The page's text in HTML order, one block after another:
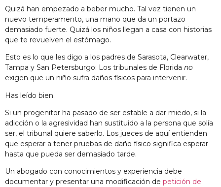
Quizá han empezado a beber mucho. Tal vez tienen un
nuevo temperamento, una mano que da un portazo
demasiado fuerte. Quizá los niños llegan a casa con historias
que te revuelven el estómago.
Esto es lo que les digo a los padres de Sarasota, Clearwater,
Tampa y San Petersburgo: Los tribunales de Florida no
exigen que un niño sufra daños físicos para intervenir.
Has leído bien.
Si un progenitor ha pasado de ser estable a dar miedo, si la
adicción o la agresividad han sustituido a la persona que solía
ser, el tribunal quiere saberlo. Los jueces de aquí entienden
que esperar a tener pruebas de daño físico significa esperar
hasta que pueda ser demasiado tarde.
Un abogado con conocimientos y experiencia debe
documentar y presentar una modificación de petición de